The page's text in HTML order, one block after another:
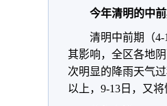
今年清明的中
清明中前期（
其影响，全区各地
次明显的降雨天气
以上，9-13日，又将